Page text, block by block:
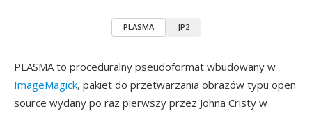
PLASMA JP2
PLASMA to proceduralny pseudoformat wbudowany w
ImageMagick, pakiet do przetwarzania obrazów typu open
source wydany po raz pierwszy przez Johna Cristy w